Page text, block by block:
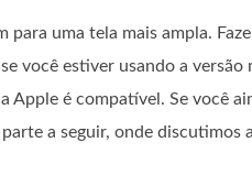
uma tela mais ampla.
você estiver usando a versão
Apple é compatível. Se você
a seguir, onde discutimos